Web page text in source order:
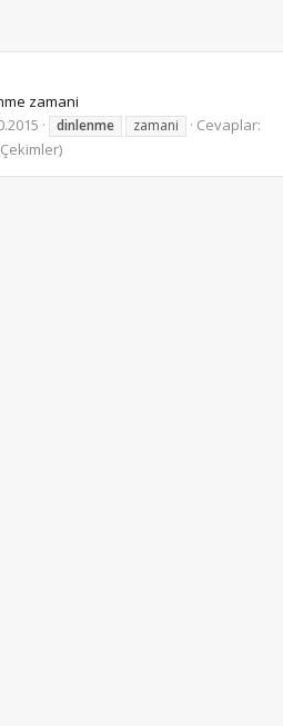
zamani
dinlenme zamani
Cevaplar: